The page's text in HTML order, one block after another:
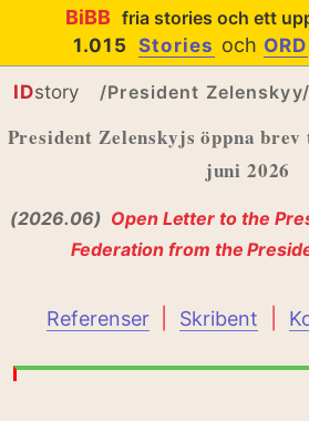
BiBB fria stories och ett
1.015 Stories och ORD
IDstory /President Zelenskyy/
President Zelenskyjs öppna
juni 2026
(2026.06) Open Letter to the
Federation from the
Referenser Skribent